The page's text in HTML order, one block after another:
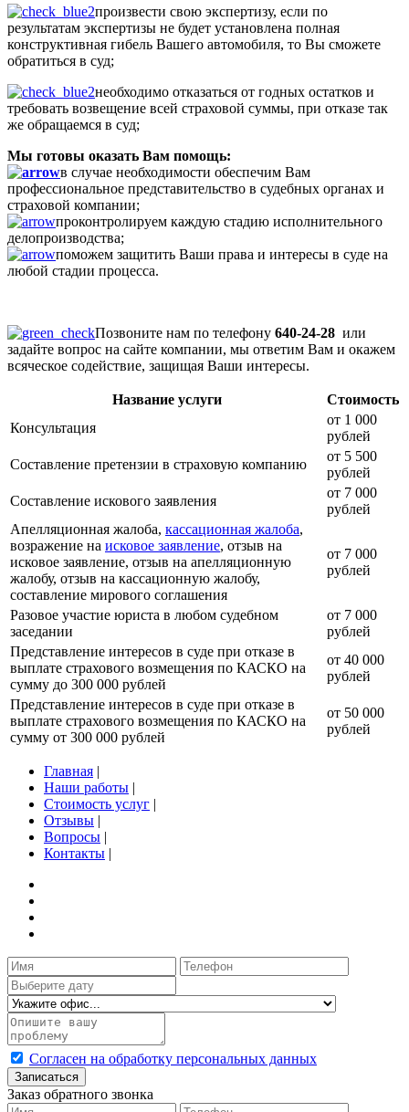
произвести свою экспертизу, если по
результатам экспертизы не будет установлена полная
конструктивная гибель Вашего автомобиля, то Вы сможете
обратиться в суд;
необходимо отказаться от годных остатков и
требовать возвещение всей страховой суммы, при отказе так
же обращаемся в суд;
Мы готовы оказать Вам помощь:
в случае необходимости обеспечим Вам
профессиональное представительство в судебных органах и
страховой компании;
проконтролируем каждую стадию исполнительного
делопроизводства;
поможем защитить Ваши права и интересы в суде на
любой стадии процесса.
Позвоните нам по телефону 640-24-28 или
задайте вопрос на сайте компании, мы ответим Вам и окажем
всяческое содействие, защищая Ваши интересы.
Название услуги
Стоимость
Консультация
от 1 000
рублей
Составление претензии в страховую компанию
от 5 500
рублей
Составление искового заявления
от 7 000
рублей
Апелляционная жалоба, кассационная жалоба,
возражение на исковое заявление, отзыв на
исковое заявление, отзыв на апелляционную
жалобу, отзыв на кассационную жалобу,
составление мирового соглашения
от 7 000
рублей
Разовое участие юриста в любом судебном
заседании
от 7 000
рублей
Представление интересов в суде при отказе в
выплате страхового возмещения по КАСКО на
сумму до 300 000 рублей
от 40 000
рублей
Представление интересов в суде при отказе в
выплате страхового возмещения по КАСКО на
сумму от 300 000 рублей
от 50 000
рублей
Главная |
Наши работы |
Стоимость услуг |
Отзывы |
Вопросы |
Контакты |
Согласен на обработку персональных данных
Записаться
Заказ обратного звонка